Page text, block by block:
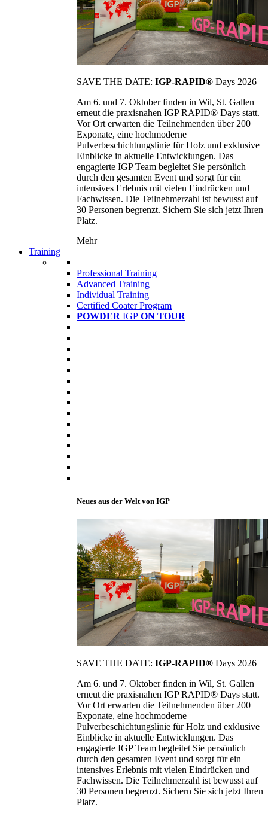
SAVE THE DATE: IGP-RAPID® Days 2026
Am 6. und 7. Oktober finden in Wil, St. Gallen
erneut die praxisnahen IGP RAPID® Days statt.
Vor Ort erwarten die Teilnehmenden über 200
Exponate, eine hochmoderne
Pulverbeschichtungslinie für Holz und exklusive
Einblicke in aktuelle Entwicklungen. Das
engagierte IGP Team begleitet Sie persönlich
durch den gesamten Event und sorgt für ein
intensives Erlebnis mit vielen Eindrücken und
Fachwissen. Die Teilnehmerzahl ist bewusst auf
30 Personen begrenzt. Sichern Sie sich jetzt Ihren
Platz.
Mehr
Training
Professional Training
Advanced Training
Individual Training
Certified Coater Program
POWDER IGP ON TOUR
Neues aus der Welt von IGP
SAVE THE DATE: IGP-RAPID® Days 2026
Am 6. und 7. Oktober finden in Wil, St. Gallen
erneut die praxisnahen IGP RAPID® Days statt.
Vor Ort erwarten die Teilnehmenden über 200
Exponate, eine hochmoderne
Pulverbeschichtungslinie für Holz und exklusive
Einblicke in aktuelle Entwicklungen. Das
engagierte IGP Team begleitet Sie persönlich
durch den gesamten Event und sorgt für ein
intensives Erlebnis mit vielen Eindrücken und
Fachwissen. Die Teilnehmerzahl ist bewusst auf
30 Personen begrenzt. Sichern Sie sich jetzt Ihren
Platz.